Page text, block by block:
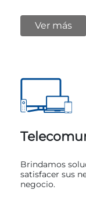
Ver más
Brindamos
satisfacer sus
negocio.